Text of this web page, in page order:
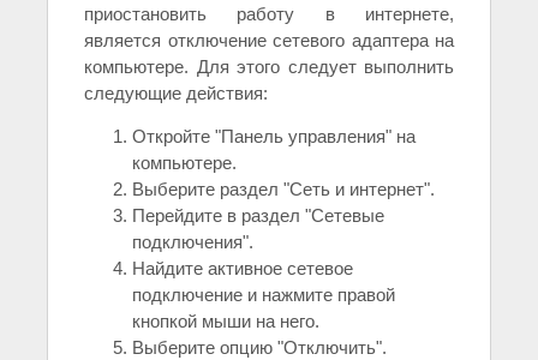
приостановить работу в интернете,
является отключение сетевого адаптера на
компьютере. Для этого следует выполнить
следующие действия:
Откройте "Панель управления" на
компьютере.
Выберите раздел "Сеть и интернет".
Перейдите в раздел "Сетевые
подключения".
Найдите активное сетевое
подключение и нажмите правой
кнопкой мыши на него.
Выберите опцию "Отключить".